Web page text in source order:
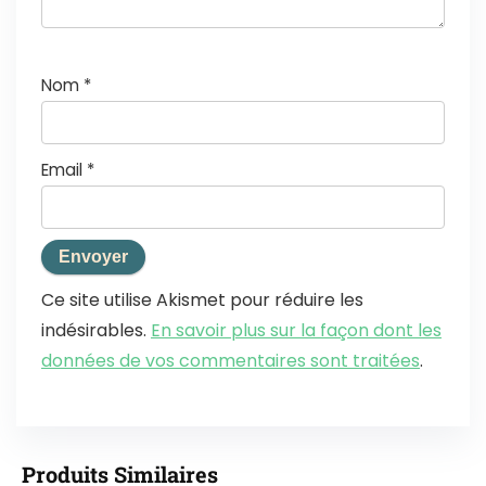
Nom *
Email *
Ce site utilise Akismet pour réduire les
indésirables. En savoir plus sur la façon dont les
données de vos commentaires sont traitées.
Produits Similaires